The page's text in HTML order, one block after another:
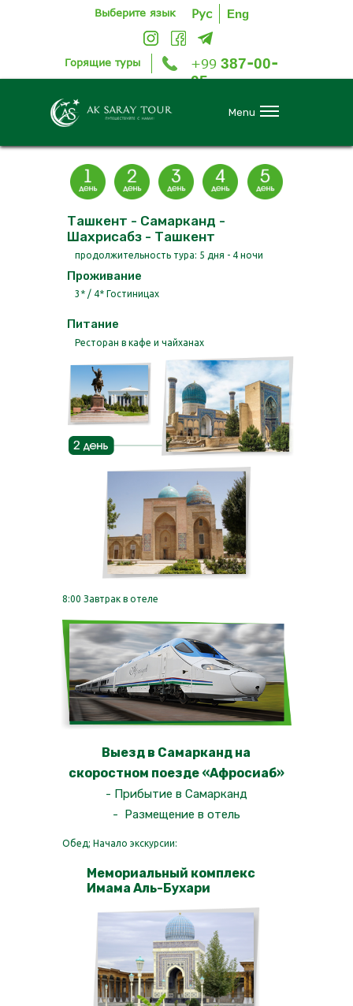
Ташкент - Самарканд -
Шахрисабз - Ташкент
продолжительность тура: 5 дня - 4 ночи
Проживание
3* / 4* Гостиницах
Питание
Ресторан в кафе и чайханах
8:00 Завтрак в отеле
Выезд в Самарканд на
скоростном поезде «Афросиаб»
- Прибытие в Самарканд
- Размещение в отель
Обед; Начало экскурсии:
Мемориальный комплекс
Имама Аль-Бухари
Eng
Горящие туры
Рус
+99 387-00-
05
Выберите язык
Menu